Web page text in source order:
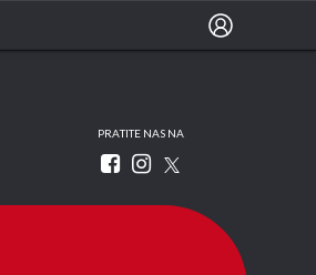
PRATITE NAS NA